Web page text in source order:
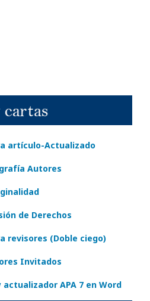
artículo-Actualizado
Autores
de Derechos
revisores (Doble ciego)
Invitados
APA 7 en Word